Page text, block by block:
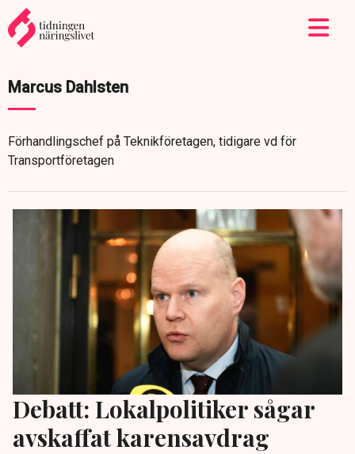
Marcus Dahlsten
Förhandlingschef på Teknikföretagen, tidigare vd för
Transportföretagen
Debatt: Lokalpolitiker sågar
avskaffat karensavdrag